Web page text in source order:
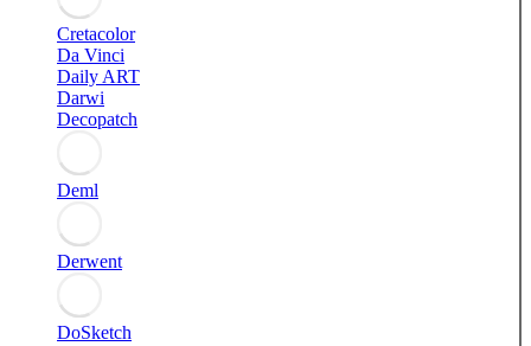
Cretacolor
Da Vinci
Daily ART
Darwi
Decopatch
Deml
Derwent
DoSketch